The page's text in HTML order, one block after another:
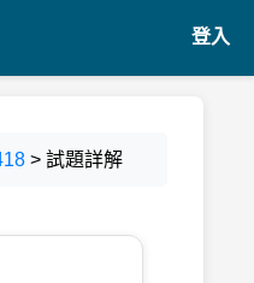
登入
> 試題詳解